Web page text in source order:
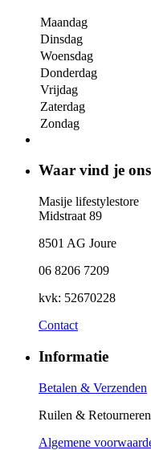
Maandag
Dinsdag
Woensdag
Donderdag
Vrijdag
Zaterdag
Zondag
Waar vind je
Masije lifestylestore
Midstraat 89
8501 AG Joure
06 8206 7209
kvk: 52670228
Contact
Informatie
Betalen & Verzenden
Ruilen & Retourneren
Algemene